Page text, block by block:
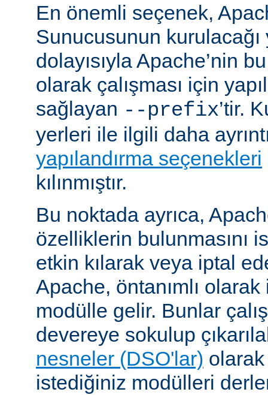
En önemli seçenek,
Sunucusunun
dolayısıyla Apache’nin
olarak çalışması için
sağlayan --prefix’tir.
yerleri ile ilgili daha
yapılandırma seçenekleri
kılınmıştır.
Bu noktada ayrıca,
özelliklerin bulunmasını
etkin kılarak veya iptal
Apache, öntanımlı
modülle gelir. Bunlar
devereye sokulup
nesneler (DSO'lar) olarak
istediğiniz modülleri